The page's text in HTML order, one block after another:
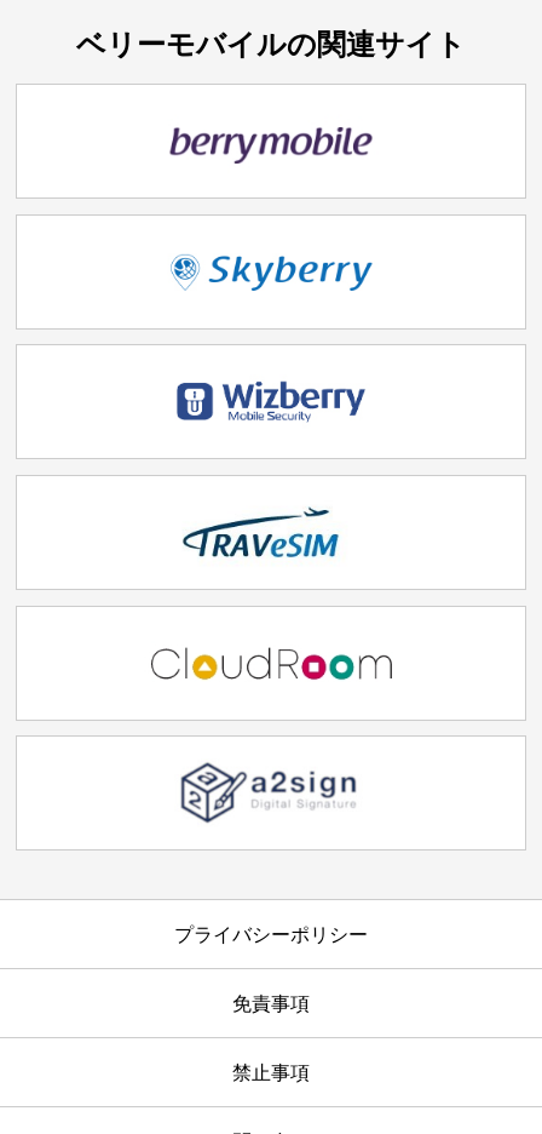
ベリーモバイルの関連サイト
プライバシーポリシー
免責事項
禁止事項